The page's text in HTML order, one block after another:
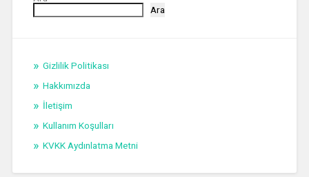
Ara
Gizlilik Politikası
Hakkımızda
İletişim
Kullanım Koşulları
KVKK Aydınlatma Metni